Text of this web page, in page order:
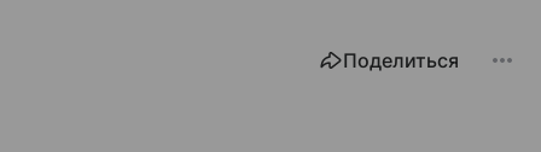
Поделиться